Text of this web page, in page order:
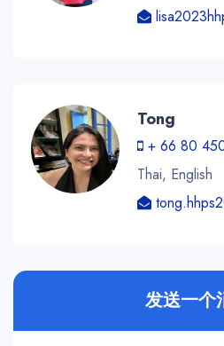
Tong
+ 66 80
Thai, English
发送一个